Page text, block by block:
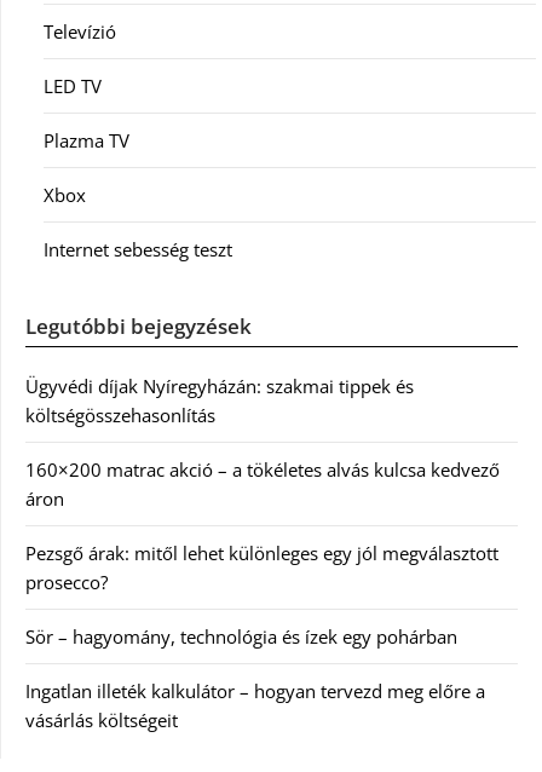
Televízió
LED TV
Plazma TV
Xbox
Internet sebesség teszt
Legutóbbi bejegyzések
Ügyvédi díjak Nyíregyházán: szakmai tippek és
költségösszehasonlítás
160×200 matrac akció – a tökéletes alvás kulcsa kedvező
áron
Pezsgő árak: mitől lehet különleges egy jól megválasztott
prosecco?
Sör – hagyomány, technológia és ízek egy pohárban
Ingatlan illeték kalkulátor – hogyan tervezd meg előre a
vásárlás költségeit